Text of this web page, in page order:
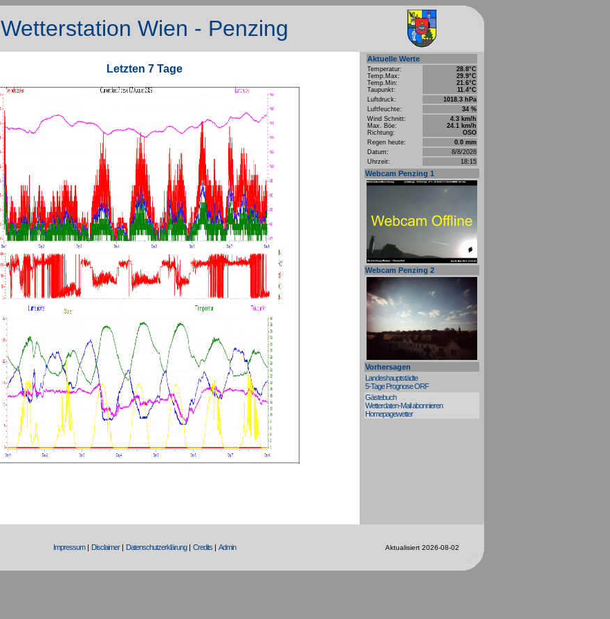
Wetterstation Wien - Penzing
Letzten 7 Tage
Aktuelle Werte
Temperatur:
Temp.Max:
Temp.Min:
Taupunkt:
28.8°C
29.9°C
21.6°C
11.4°C
Luftdruck:
1018.3 hPa
Luftfeuchte:
34 %
Wind Schnitt:
Max. Böe:
Richtung:
4.3 km/h
24.1 km/h
OSO
Regen heute:
0.0 mm
Datum:
8/8/2026
Uhrzeit:
18:15
Webcam Penzing 1
Webcam Penzing 2
Vorhersagen
Landeshauptstädte
5-Tage Prognose ORF
Gästebuch
Wetterdaten-Mail abonnieren
Homepagewetter
Impressum| Disclaimer| Datenschutzerklärung| Credits | Admin Aktualisiert 2026-08-02